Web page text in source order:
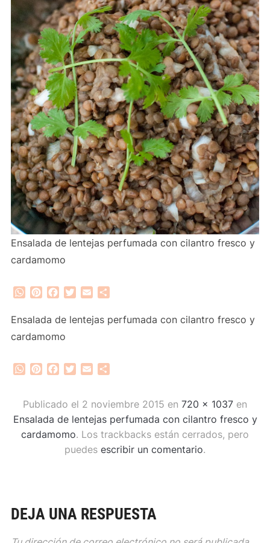
Ensalada de lentejas perfumada con cilantro fresco y
cardamomo
WhatsApp
PinterestFacebook
Twitter
Email
Ensalada de lentejas perfumada con cilantro fresco y
cardamomo
WhatsApp
PinterestFacebook
Twitter
Email
Publicado el 2 noviembre 2015 en 720 × 1037 en
Ensalada de lentejas perfumada con cilantro fresco y
cardamomo. Los trackbacks están cerrados, pero
puedes escribir un comentario.
DEJA UNA RESPUESTA